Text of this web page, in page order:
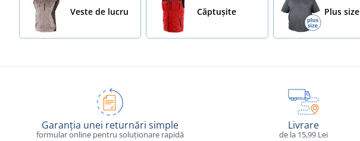
Veste de lucru Căptușite Plus size
Garanția unei returnări simple
formular online pentru soluționare rapidă
Livrare
de la 15,99 Lei